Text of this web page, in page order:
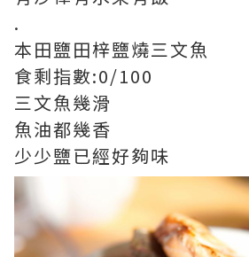
.
本田鹽田梓鹽燒三文魚
食剩指數:0/100
三文魚幾滑
魚油都幾香
少少鹽已經好夠味